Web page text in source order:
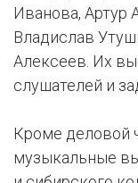
Иванова, Артур
Владислав
Алексеев. Их
слушателей и
Кроме деловой
музыкальные